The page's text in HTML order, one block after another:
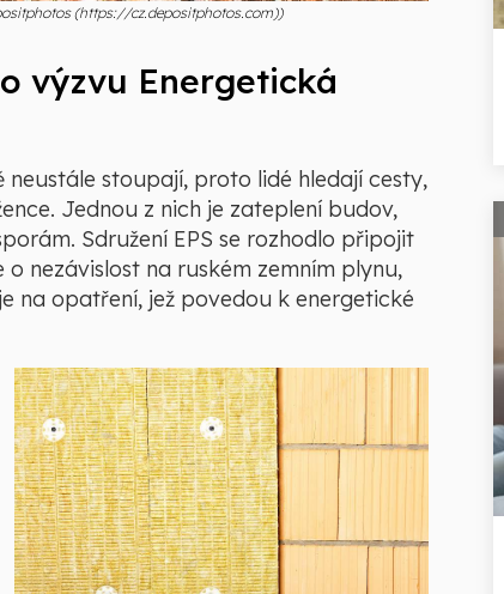
(https://cz.depositphotos.com))
výzvu Energetická
stoupají, proto lidé hledají cesty,
Jednou z nich je zateplení budov,
Sdružení EPS se rozhodlo připojit
nezávislost na ruském zemním plynu,
na opatření, jež povedou k energetické